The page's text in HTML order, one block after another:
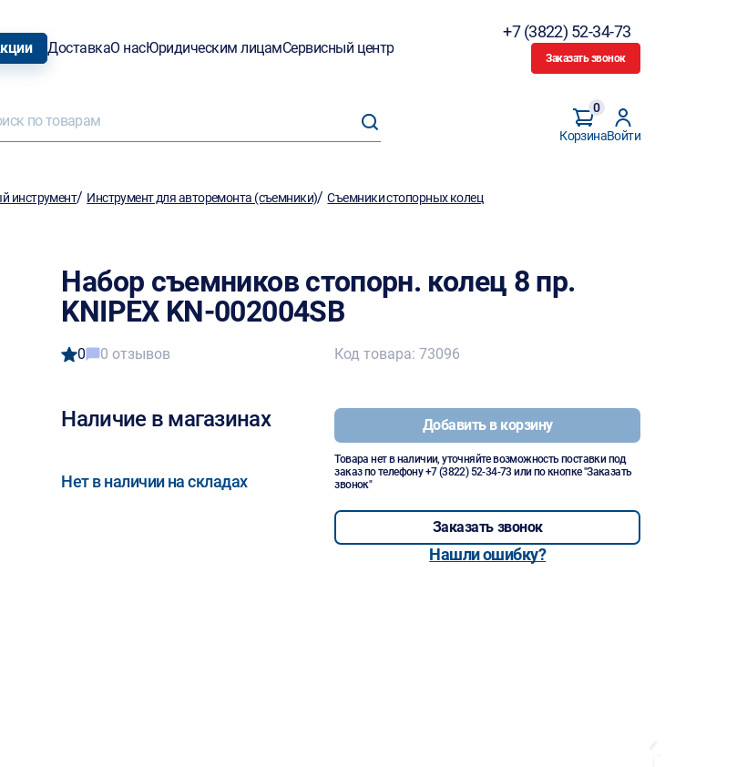
ДоставкаО насЮридическим лицамСервисный центр
+7 (3822) 52-34-73
Заказать звонок
Корзина
0
Войти
инструмент/ Инструмент для авторемонта (съемники)/Съемники стопорных колец
Набор съемников стопорн. колец 8 пр.
KNIPEX KN-002004SB
0 0 отзывов
Наличие в магазинах
Нет в наличии на складах
Код товара: 73096
Добавить в корзину
Товара нет в наличии, уточняйте возможность поставки под
заказ по телефону+7 (3822) 52-34-73 или по кнопке "Заказать
звонок"
Заказать звонок
Нашли ошибку?